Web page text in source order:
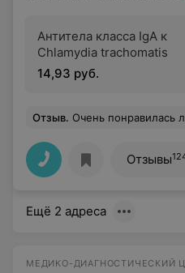
Антитела класса IgA к
Chlamydia trachomatis
14,93 руб.
Отзыв. Очень понравилась лаборатория на Пушкина. Приветливые девушки на ресепшене. Очень
Отзывы
Ещё 2 адреса
МЕДИКО-ДИАГНОСТИЧЕСКИЙ